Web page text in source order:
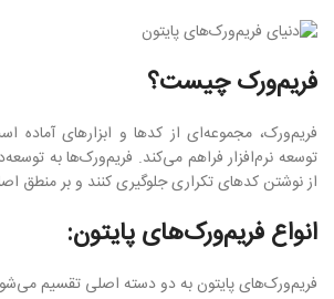
فریم‌ورک چیست؟
فریم‌ورک، مجموعه‌ای از کدها و ابزارهای آماده
توسعه نرم‌افزار فراهم می‌کند. فریم‌ورک‌ها به
از نوشتن کدهای تکراری جلوگیری کنند و بر منطق
انواع فریم‌ورک‌های پایتون:
فریم‌ورک‌های پایتون به دو دسته اصلی تقسیم